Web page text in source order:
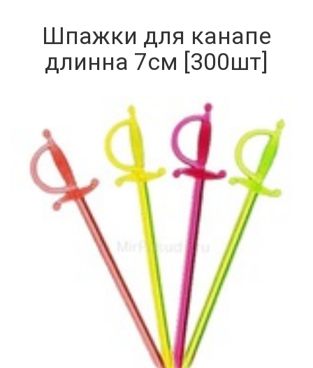
Шпажки для канапе
длинна 7см [300шт]